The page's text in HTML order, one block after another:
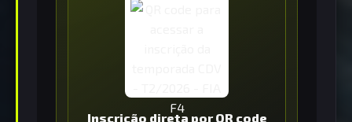
Inscrição direta por QR code